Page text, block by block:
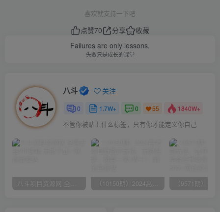
喜欢就支持一下吧
点赞70 分享
收藏
Failures are only lessons.
失败只是成长的课堂
八斗 关注
0 1.7W+ 0 55 1840W+
不管你被贴上什么标签，只有你才能定义你自己
八斗项目资源网 全网正品VIP课程 无损下载~ （10150期）2024高考项目野路子玩法，无限裂变，最高一天1W＋！